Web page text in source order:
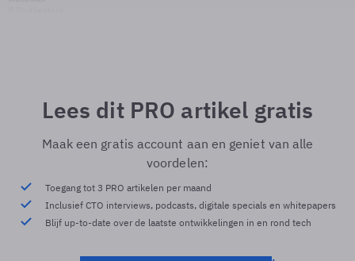
Lees dit PRO artikel gratis
Maak een gratis account aan en geniet van alle
voordelen:
Toegang tot 3 PRO artikelen per maand
Inclusief CTO interviews, podcasts, digitale specials en whitepapers
Blijf up-to-date over de laatste ontwikkelingen in en rond tech